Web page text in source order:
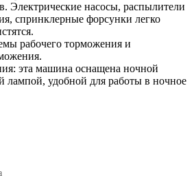
Электрические насосы, распылители
спринклерные форсунки легко
рабочего торможения и
эта машина оснащена ночной
лампой, удобной для работы в ночное